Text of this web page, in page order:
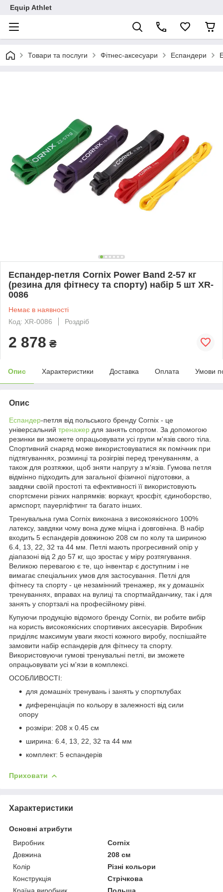
Equip Athlet
Товари та послуги Фітнес-аксесуари Еспандери
Еспандер-петля Cornix Power Band 2-57 кг
(резина для фітнесу та спорту) набір 5 шт XR-
0086
Немає в наявності
Код: XR-0086
Роздріб
2 878 ₴
Опис Характеристики Доставка Оплата Умови
Опис
Еспандер-петля від польського бренду Cornix - це
універсальний тренажер для занять спортом. За допомогою
резинки ви зможете опрацьовувати усі групи м'язів свого тіла.
Спортивний снаряд може використовуватися як помічник при
підтягуваннях, розминці та розігріві перед тренуванням, а
також для розтяжки, щоб зняти напругу з м'язів. Гумова петля
відмінно підходить для загальної фізичної підготовки, а
завдяки своїй простоті та ефективності її використовують
спортсмени різних напрямків: воркаут, кросфіт, єдиноборство,
армспорт, пауерліфтинг та багато інших.
Тренувальна гума Cornix виконана з високоякісного 100%
латексу, завдяки чому вона дуже міцна і довговічна. В набір
входить 5 еспандерів довжиною 208 см по колу та шириною
6.4, 13, 22, 32 та 44 мм . Петлі мають прогресивний опір у
діапазоні від 2 до 57 кг, що зростає у міру розтягування.
Великою перевагою є те, що інвентар є доступним і не
вимагає спеціальних умов для застосування. Петлі для
фітнесу та спорту - це незамінний тренажер, як у домашніх
тренуваннях, вправах на вулиці та спортмайданчику, так і для
занять у спортзалі на професійному рівні.
Купуючи продукцію відомого бренду Cornix , ви робите вибір
на користь високоякісних спортивних аксесуарів. Виробник
приділяє максимум уваги якості кожного виробу, поспішайте
замовити набір еспандерів для фітнесу та спорту.
Використовуючи гумові тренувальні петлі, ви зможете
опрацьовувати усі м'язи в комплексі.
ОСОБЛИВОСТІ:
для домашніх тренувань і занять у спортклубах
диференціація по кольору в залежності від сили
опору
розміри: 208 х 0.45 см
ширина: 6.4, 13, 22, 32 та 44 мм
комплект: 5 еспандерів
Приховати
Характеристики
Основні атрибути
Виробник
Cornix
Довжина
208 см
Колір
Різні кольори
Конструкція
Стрічкова
Країна виробник
Польща